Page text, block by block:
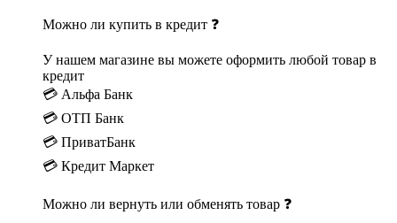
Можно ли купить в кредит ❓
У нашем магазине вы можете оформить любой товар в
кредит
💳 Альфа Банк
💳 ОТП Банк
💳 ПриватБанк
💳 Кредит Маркет
Можно ли вернуть или обменять товар ❓